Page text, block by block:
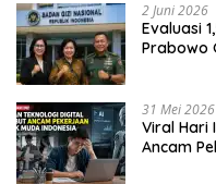
2 Juni 2026
Evaluasi
Prabowo
31 Mei 2026
Viral Hari
Ancam